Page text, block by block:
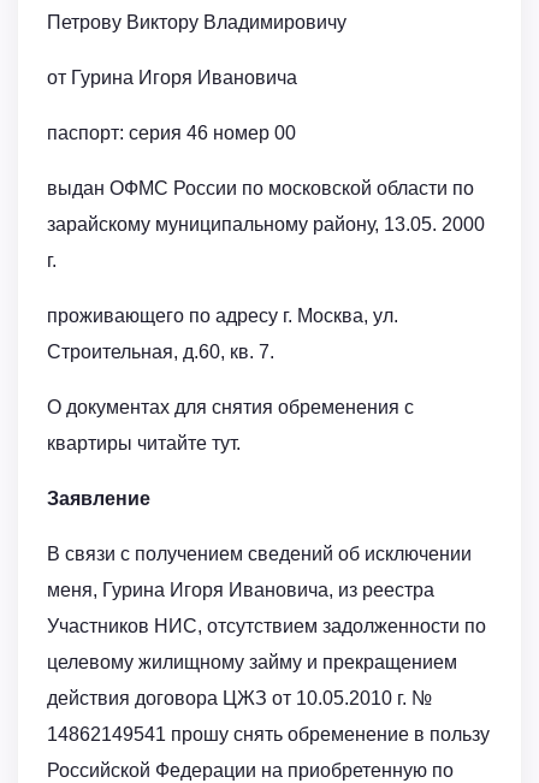
Петрову Виктору Владимировичу
от Гурина Игоря Ивановича
паспорт: серия 46 номер 00
выдан ОФМС России по московской области по
зарайскому муниципальному району, 13.05. 2000
г.
проживающего по адресу г. Москва, ул.
Строительная, д.60, кв. 7.
О документах для снятия обременения с
квартиры читайте тут.
Заявление
В связи с получением сведений об исключении
меня, Гурина Игоря Ивановича, из реестра
Участников НИС, отсутствием задолженности по
целевому жилищному займу и прекращением
действия договора ЦЖЗ от 10.05.2010 г. №
14862149541 прошу снять обременение в пользу
Российской Федерации на приобретенную по